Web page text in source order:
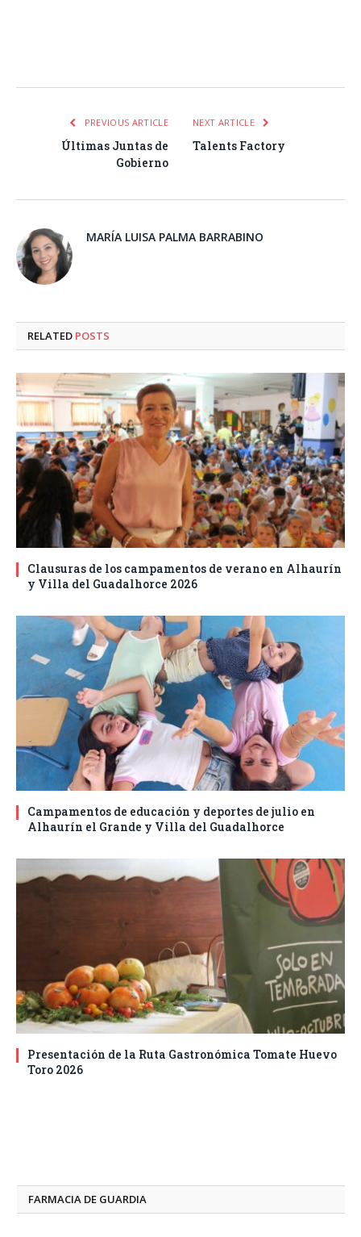
PREVIOUS ARTICLE
Últimas Juntas de
Gobierno
NEXT ARTICLE
Talents Factory
MARÍA LUISA PALMA BARRABINO
RELATED POSTS
Clausuras de los campamentos de verano en Alhaurín
y Villa del Guadalhorce 2026
Campamentos de educación y deportes de julio en
Alhaurín el Grande y Villa del Guadalhorce
Presentación de la Ruta Gastronómica Tomate Huevo
Toro 2026
FARMACIA DE GUARDIA